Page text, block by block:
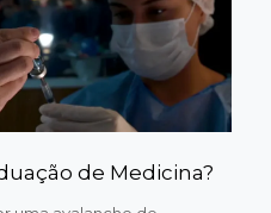
de Medicina?